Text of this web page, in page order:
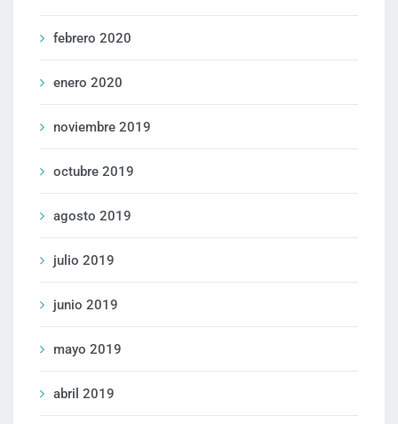
febrero 2020
enero 2020
noviembre 2019
octubre 2019
agosto 2019
julio 2019
junio 2019
mayo 2019
abril 2019